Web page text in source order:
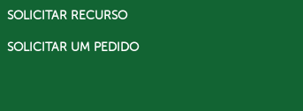
SOLICITAR RECURSO
SOLICITAR UM PEDIDO